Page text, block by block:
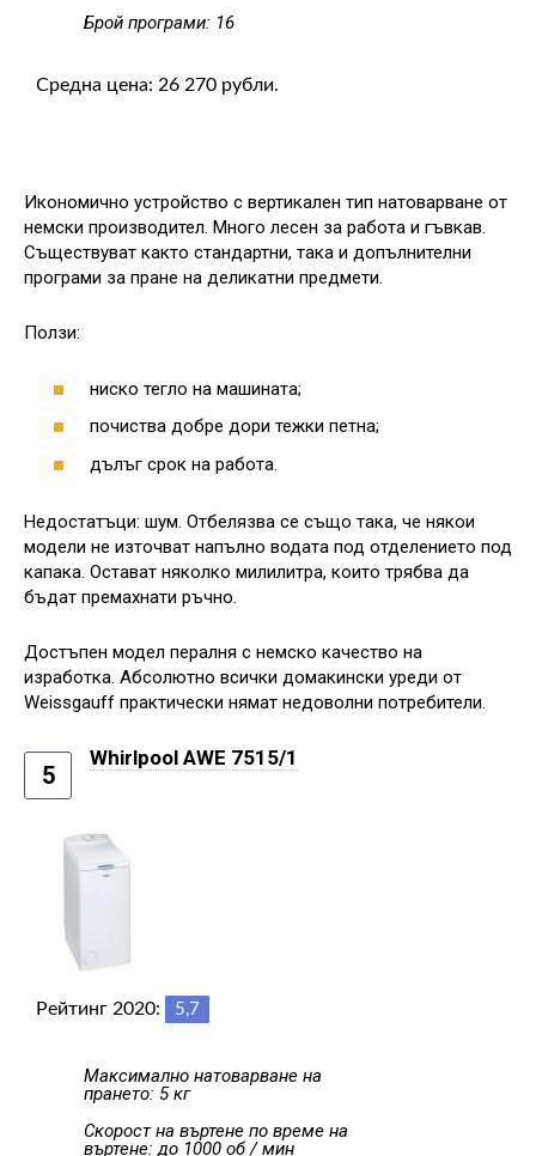
Брой програми: 16
Средна цена: 26 270 рубли.
Икономично устройство с вертикален тип натоварване от
немски производител. Много лесен за работа и гъвкав.
Съществуват както стандартни, така и допълнителни
програми за пране на деликатни предмети.
Ползи:
ниско тегло на машината;
почиства добре дори тежки петна;
дълъг срок на работа.
Недостатъци: шум. Отбелязва се също така, че някои
модели не източват напълно водата под отделението под
капака. Остават няколко милилитра, които трябва да
бъдат премахнати ръчно.
Достъпен модел пералня с немско качество на
изработка. Абсолютно всички домакински уреди от
Weissgauff практически нямат недоволни потребители.
5
Whirlpool AWE 7515/1
Рейтинг 2020: 5,7
Максимално натоварване на
прането: 5 кг
Скорост на въртене по време на
въртене: до 1000 об / мин